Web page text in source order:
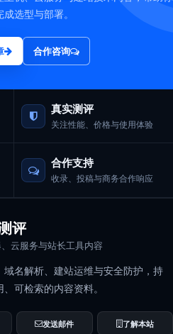
选型与部署。
合作咨询
真实测评
关注性能、价格与使用体验
合作支持
收录、投稿与商务合作响应
评
云服务与站长工具内容
名解析、建站运维与安全防护，持
可检索的内容资料。
发送邮件 了解本站